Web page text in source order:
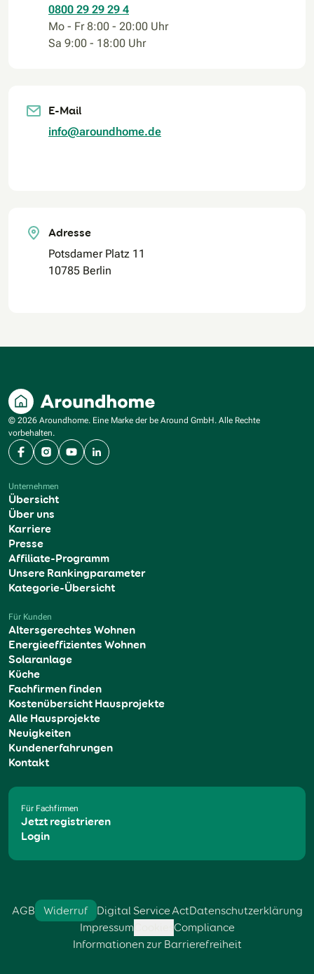
0800 29 29 29 4
Mo - Fr 8:00 - 20:00 Uhr
Sa 9:00 - 18:00 Uhr
E-Mail
info@aroundhome.de
Adresse
Potsdamer Platz 11
10785 Berlin
© 2026 Aroundhome. Eine Marke der be Around GmbH. Alle Rechte
vorbehalten.
FacebookInstagram
YouTubeLinkedIn
Unternehmen
Übersicht
Über uns
Karriere
Presse
Affiliate-Programm
Unsere Rankingparameter
Kategorie-Übersicht
Für Kunden
Altersgerechtes Wohnen
Energieeffizientes Wohnen
Solaranlage
Küche
Fachfirmen finden
Kostenübersicht Hausprojekte
Alle Hausprojekte
Neuigkeiten
Kundenerfahrungen
Kontakt
Für Fachfirmen
Jetzt registrieren
Login
AGB Widerruf Digital Service ActDatenschutzerklärung
Impressum
Compliance
Informationen zur Barrierefreiheit